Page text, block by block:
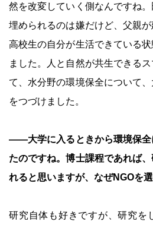
然を改変していく側なんですね
埋められるのは嫌だけど、父親が
高校生の自分が生活できている
ました。人と自然が共生できる
て、水分野の環境保全について
をつづけました。
――大学に入るときから環境保全
たのですね。博士課程であれば
れると思いますが、なぜNGOを
研究自体も好きですが、研究を